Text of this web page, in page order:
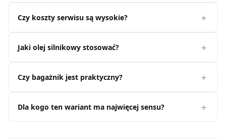
Czy koszty serwisu są wysokie?
Jaki olej silnikowy stosować?
Czy bagażnik jest praktyczny?
Dla kogo ten wariant ma najwięcej sensu?